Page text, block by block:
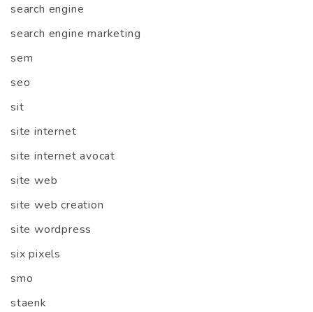
search engine
search engine marketing
sem
seo
sit
site internet
site internet avocat
site web
site web creation
site wordpress
six pixels
smo
staenk